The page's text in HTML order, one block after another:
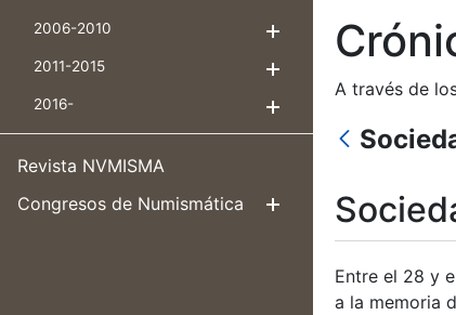
2006-2010
Mostrar/
2011-2015
2016-
Revista NVMISMA
Congresos de Numismática
Mostrar/
A través de
Entre el 28 y
a la memoria